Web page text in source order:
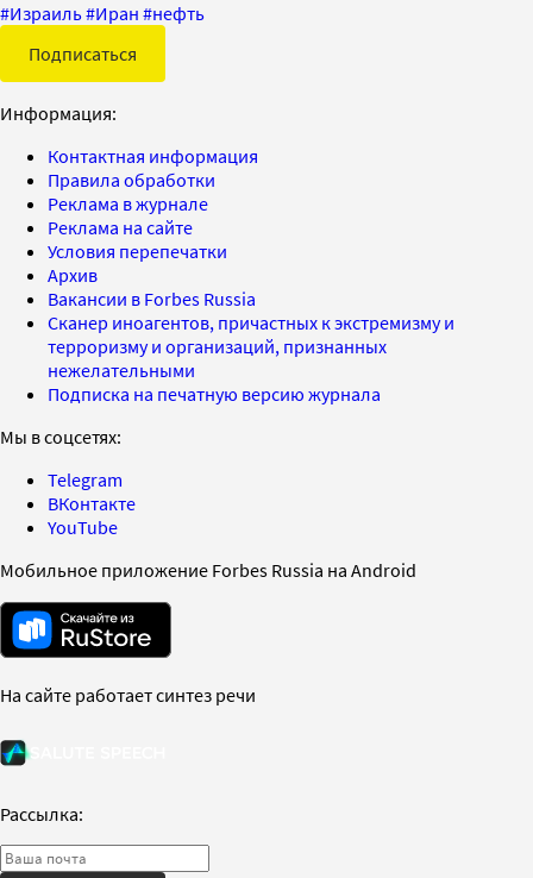
#Израиль#Иран #нефть
Подписаться
Информация:
Контактная информация
Правила обработки
Реклама в журнале
Реклама на сайте
Условия перепечатки
Архив
Вакансии в Forbes Russia
Сканер иноагентов, причастных к экстремизму и
терроризму и организаций, признанных
нежелательными
Подписка на печатную версию журнала
Мы в соцсетях:
Telegram
ВКонтакте
YouTube
Мобильное приложение Forbes Russia на Android
На сайте работает синтез речи
Рассылка: